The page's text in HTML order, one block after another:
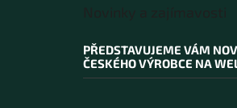
PŘEDSTAVUJEME VÁM
ČESKÉHO VÝROBCE NA